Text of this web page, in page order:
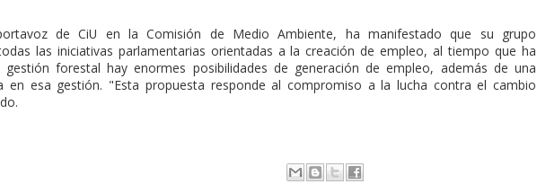
de CiU en la Comisión de Medio Ambiente, ha manifestado que su grupo
las iniciativas parlamentarias orientadas a la creación de empleo, al tiempo que ha
forestal hay enormes posibilidades de generación de empleo, además de una
en esa gestión. "Esta propuesta responde al compromiso a la lucha contra el cambio